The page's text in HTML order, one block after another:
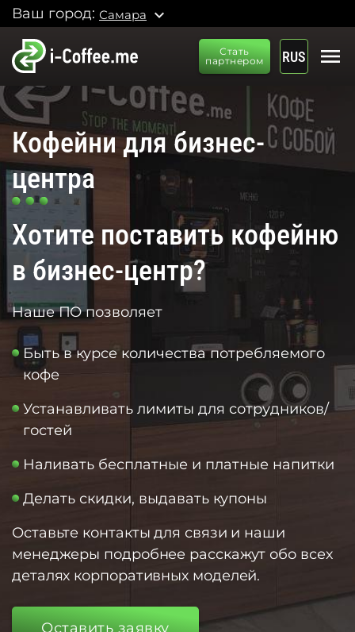
Ваш город: Самара expand_more
Стать
партнером
RUS menu
Кофейни для бизнес-
центра
Хотите поставить кофейню
в бизнес-центр?
Наше ПО позволяет
Быть в курсе количества потребляемого
кофе
Устанавливать лимиты для сотрудников/
гостей
Наливать бесплатные и платные напитки
Делать скидки, выдавать купоны
Оставьте контакты для связи и наши
менеджеры подробнее расскажут обо всех
деталях корпоративных моделей.
Оставить заявку